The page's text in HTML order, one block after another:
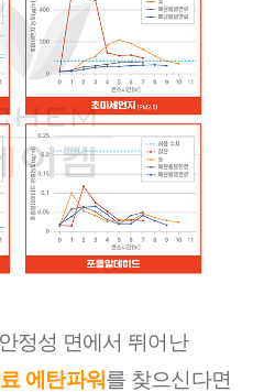
정성 면에서 뛰어난
에탄파워를 찾으신다면